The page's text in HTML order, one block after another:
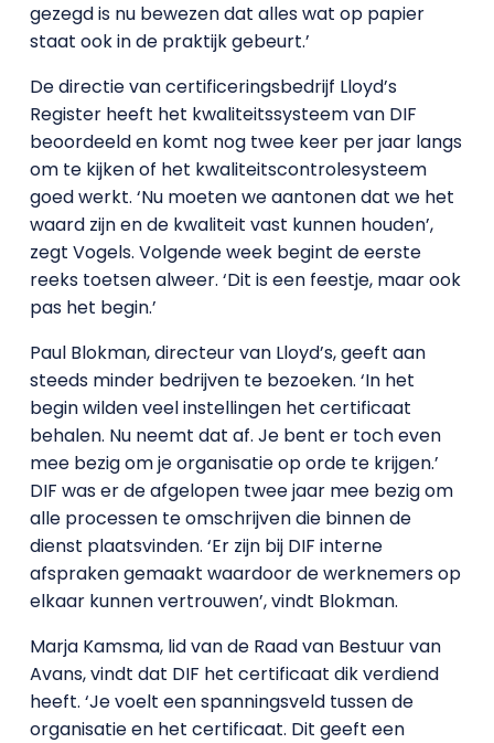
gezegd is nu bewezen dat alles wat op papier
staat ook in de praktijk gebeurt.’
De directie van certificeringsbedrijf Lloyd’s
Register heeft het kwaliteitssysteem van DIF
beoordeeld en komt nog twee keer per jaar langs
om te kijken of het kwaliteitscontrolesysteem
goed werkt. ‘Nu moeten we aantonen dat we het
waard zijn en de kwaliteit vast kunnen houden’,
zegt Vogels. Volgende week begint de eerste
reeks toetsen alweer. ‘Dit is een feestje, maar ook
pas het begin.’
Paul Blokman, directeur van Lloyd’s, geeft aan
steeds minder bedrijven te bezoeken. ‘In het
begin wilden veel instellingen het certificaat
behalen. Nu neemt dat af. Je bent er toch even
mee bezig om je organisatie op orde te krijgen.’
DIF was er de afgelopen twee jaar mee bezig om
alle processen te omschrijven die binnen de
dienst plaatsvinden. ‘Er zijn bij DIF interne
afspraken gemaakt waardoor de werknemers op
elkaar kunnen vertrouwen’, vindt Blokman.
Marja Kamsma, lid van de Raad van Bestuur van
Avans, vindt dat DIF het certificaat dik verdiend
heeft. ‘Je voelt een spanningsveld tussen de
organisatie en het certificaat. Dit geeft een